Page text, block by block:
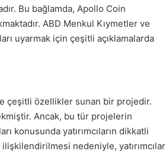
Bu bağlamda, Apollo Coin
ABD Menkul Kıymetler ve
uyarmak için çeşitli açıklamalarda
çeşitli özellikler sunan bir projedir.
Ancak, bu tür projelerin
konusunda yatırımcıların dikkatli
nedeniyle, yatırımcılar